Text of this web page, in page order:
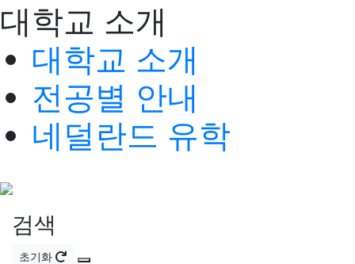
대학교 소개
대학교 소개
전공별 안내
네덜란드 유학
검색
초기화